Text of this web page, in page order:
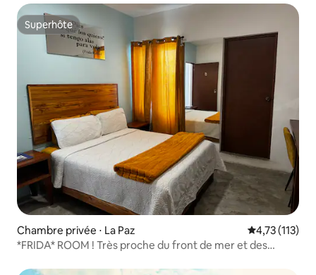
Superhôte
Superhôte
Chambre privée ⋅ La Paz Évaluation
4,73 (113)
*FRIDA* ROOM ! Très proche du front de mer et des